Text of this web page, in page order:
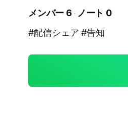
メンバー 6
ノート 0
#配信シェア #告知